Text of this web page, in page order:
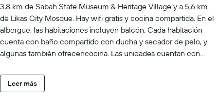
3,8 km de Sabah State Museum & Heritage Village y a 5,6 km
de Likas City Mosque. Hay wifi gratis y cocina compartida. En el
albergue, las habitaciones incluyen balcón. Cada habitación
cuenta con baño compartido con ducha y secador de pelo, y
algunas también ofrecencocina. Las unidades cuentan con
Esplanade, Atkinson Clock Tower y Signal Hill Observatory. El
aeropuerto (Aeropuerto internacional Kota Kinabalu) está a 5
Leer más